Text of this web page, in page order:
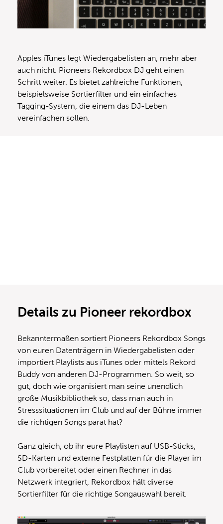
Apples iTunes legt Wiedergabelisten an, mehr aber
auch nicht. Pioneers Rekordbox DJ geht einen
Schritt weiter. Es bietet zahlreiche Funktionen,
beispielsweise Sortierfilter und ein einfaches
Tagging-System, die einem das DJ-Leben
vereinfachen sollen.
Details zu Pioneer rekordbox
Bekanntermaßen sortiert Pioneers Rekordbox Songs
von euren Datenträgern in Wiedergabelisten oder
importiert Playlists aus iTunes oder mittels Rekord
Buddy von anderen DJ-Programmen. So weit, so
gut, doch wie organisiert man seine unendlich
große Musikbibliothek so, dass man auch in
Stresssituationen im Club und auf der Bühne immer
die richtigen Songs parat hat?
Ganz gleich, ob ihr eure Playlisten auf USB-Sticks,
SD-Karten und externe Festplatten für die Player im
Club vorbereitet oder einen Rechner in das
Netzwerk integriert, Rekordbox hält diverse
Sortierfilter für die richtige Songauswahl bereit.